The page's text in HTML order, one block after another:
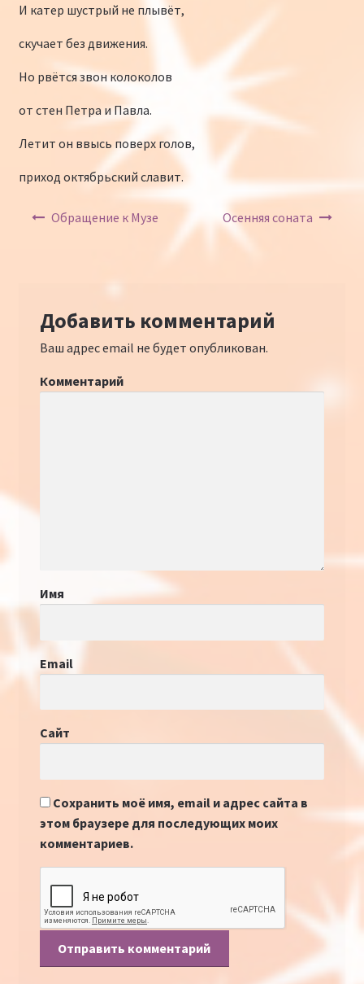
И катер шустрый не плывёт,
скучает без движения.
Но рвётся звон колоколов
от стен Петра и Павла.
Летит он ввысь поверх голов,
приход октябрьский славит.
Навигация по записям
Обращение к Музе Осенняя соната
Добавить комментарий
Ваш адрес email не будет опубликован.
Комментарий
Имя
Email
Сайт
Сохранить моё имя, email и адрес сайта в
этом браузере для последующих моих
комментариев.